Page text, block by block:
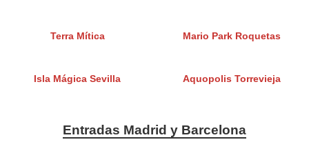
Terra Mítica Mario Park Roquetas
Isla Mágica Sevilla Aquopolis Torrevieja
Entradas Madrid y Barcelona